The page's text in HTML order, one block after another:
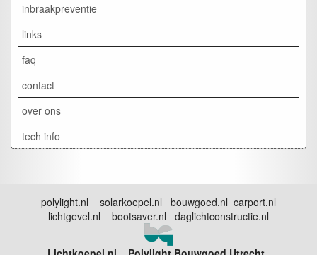
inbraakpreventie
links
faq
contact
over ons
tech info
polylight.nl solarkoepel.nl bouwgoed.nl carport.nl
lichtgevel.nl bootsaver.nl daglichtconstructie.nl